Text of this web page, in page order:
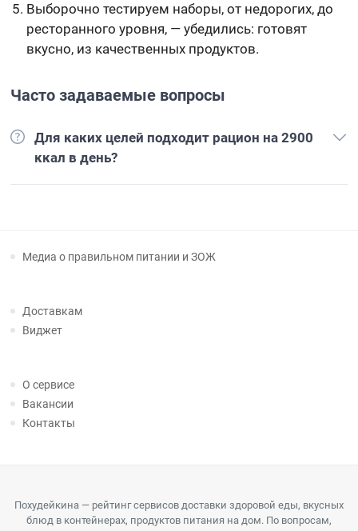
Выборочно тестируем наборы, от недорогих, до
ресторанного уровня, — убедились: готовят
вкусно, из качественных продуктов.
Часто задаваемые вопросы
Для каких целей подходит рацион на 2900
ккал в день?
Медиа о правильном питании и ЗОЖ
Доставкам
Виджет
О сервисе
Вакансии
Контакты
Похудейкина — рейтинг сервисов доставки здоровой еды, вкусных
блюд в контейнерах, продуктов питания на дом. По вопросам,